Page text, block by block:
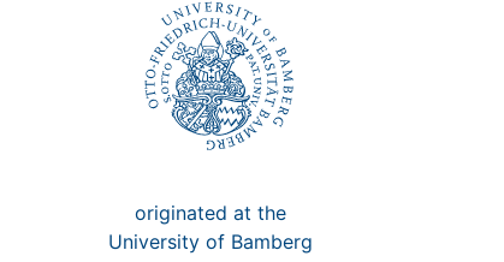
originated at the
University of Bamberg